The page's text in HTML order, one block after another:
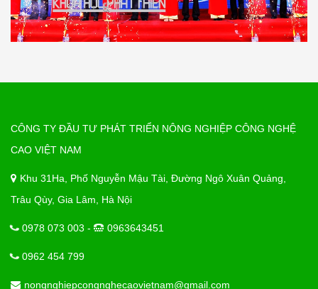
CÔNG TY ĐẦU TƯ PHÁT TRIỂN NÔNG NGHIỆP CÔNG NGHỆ
CAO VIỆT NAM
Khu 31Ha, Phố Nguyễn Mậu Tài, Đường Ngô Xuân Quảng,
Trâu Qùy, Gia Lâm, Hà Nội
0978 073 003 - 0963643451
0962 454 799
nongnghiepcongnghecaovietnam@gmail.com